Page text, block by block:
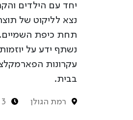
יחד עם הילדים
נצא לליקוט של
תחת כיפת השמיים.
נשתף ידע על
עקרונות
בבית.
רמת הגולן 3 שעות